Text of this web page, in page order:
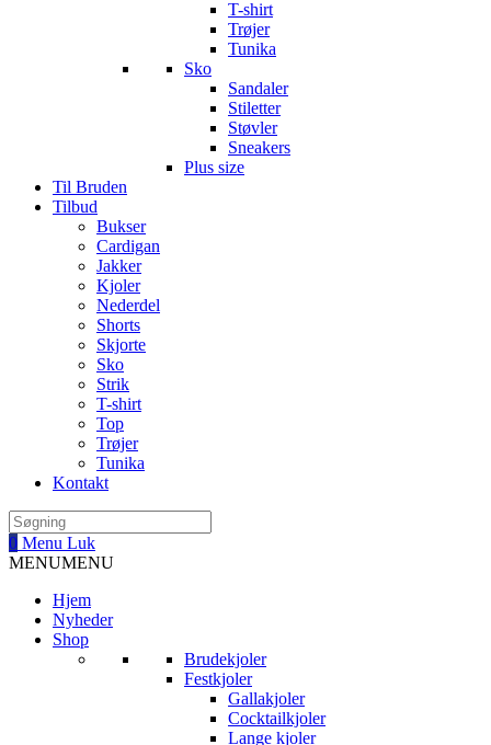
T-shirt
Trøjer
Tunika
Sko
Sandaler
Stiletter
Støvler
Sneakers
Plus size
Til Bruden
Tilbud
Bukser
Cardigan
Jakker
Kjoler
Nederdel
Shorts
Skjorte
Sko
Strik
T-shirt
Top
Trøjer
Tunika
Kontakt
0 Menu Luk
MENUMENU
Hjem
Nyheder
Shop
Brudekjoler
Festkjoler
Gallakjoler
Cocktailkjoler
Lange kjoler